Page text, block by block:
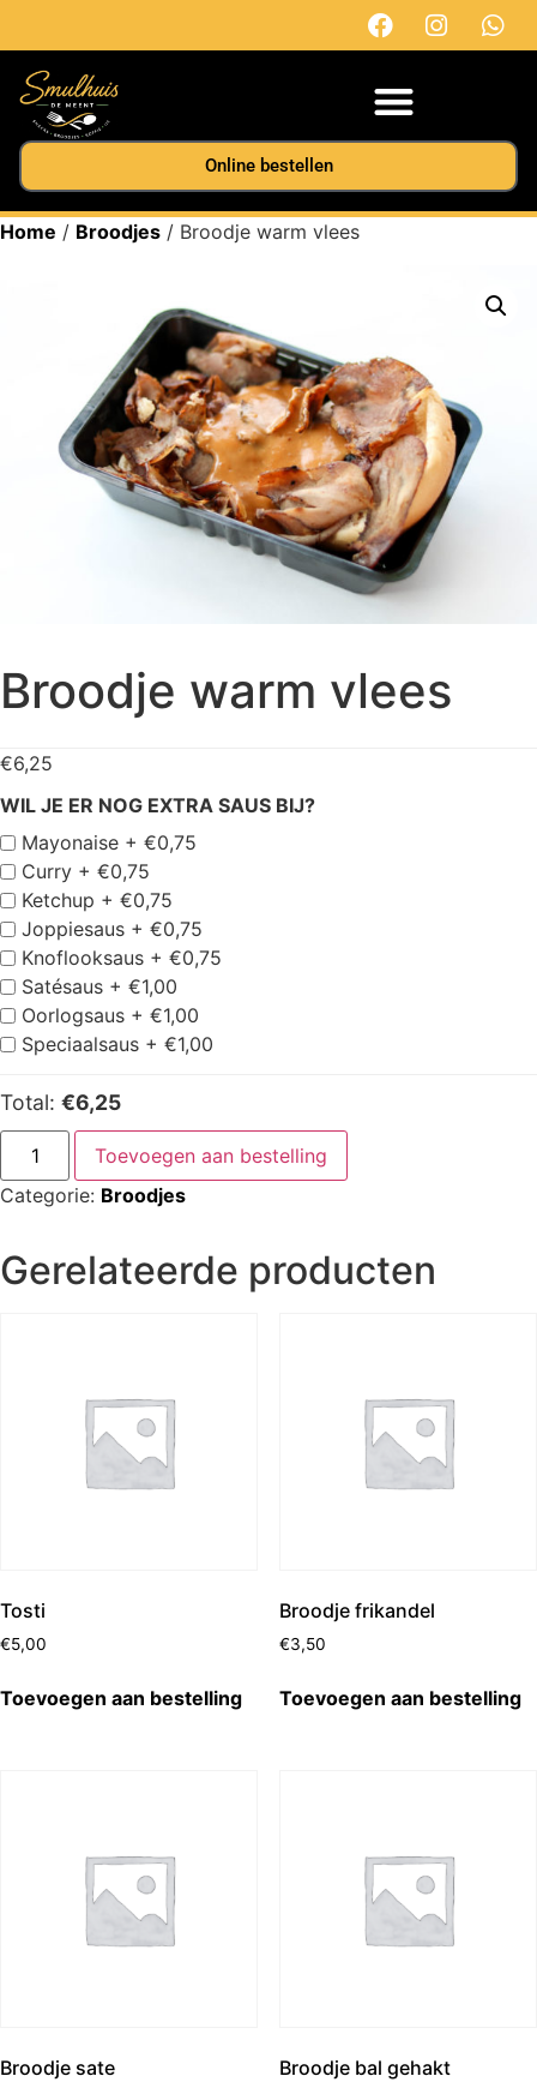
Online bestellen
Home / Broodjes / Broodje warm vlees
Broodje warm vlees
€6,25
WIL JE ER NOG EXTRA SAUS BIJ?
Mayonaise + €0,75
Curry + €0,75
Ketchup + €0,75
Joppiesaus + €0,75
Knoflooksaus + €0,75
Satésaus + €1,00
Oorlogsaus + €1,00
Speciaalsaus + €1,00
Total: €6,25
Toevoegen aan bestelling
Categorie: Broodjes
Gerelateerde producten
Tosti
€5,00
Toevoegen aan bestelling
Broodje frikandel
€3,50
Toevoegen aan bestelling
Broodje sate Broodje bal gehakt